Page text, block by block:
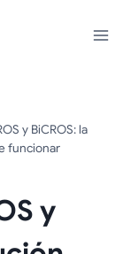
y BiCROS: la
funcionar
y